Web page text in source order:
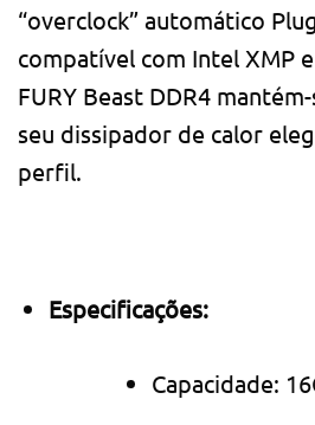
“overclock” automático
compatível com Intel XMP
FURY Beast DDR4
seu dissipador de calor
perfil.
Especificações:
Capacidade: